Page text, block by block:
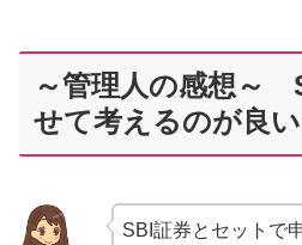
～管理人の感想～
せて考えるのが良い
SBI証券とセットで